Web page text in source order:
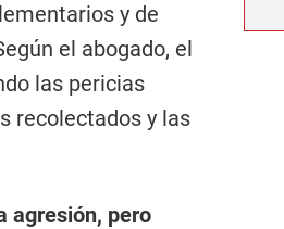
y de
el abogado, el
las pericias
recolectados y las
agresión, pero